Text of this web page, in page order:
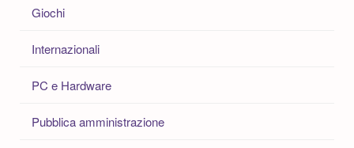
Giochi
Internazionali
PC e Hardware
Pubblica amministrazione